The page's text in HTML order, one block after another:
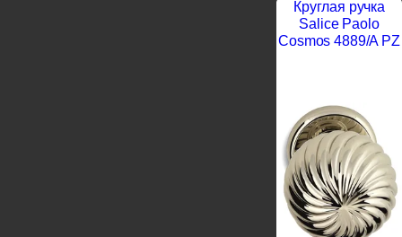
Круглая ручка
Salice Paolo
Cosmos 4889/A PZ